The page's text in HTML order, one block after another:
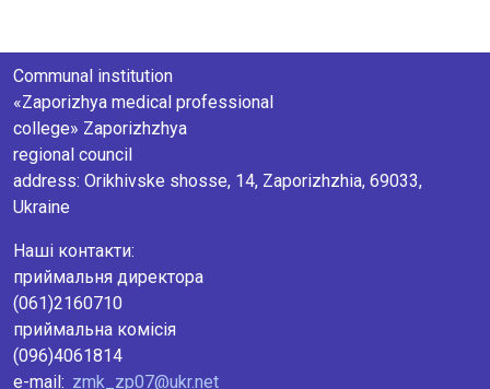
Communal institution
«Zaporizhya medical professional
college» Zaporizhzhya
regional council
аddress: Orikhivske shosse, 14, Zaporizhzhia, 69033,
Ukraine
Наші контакти:
приймальня директора
(061)2160710
приймальна комісія
(096)4061814
e-mail: zmk_zp07@ukr.net